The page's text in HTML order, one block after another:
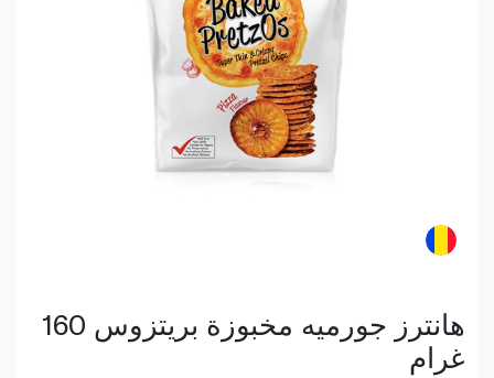
هانترز جورميه مخبوزة بريتزوس 160
غرام